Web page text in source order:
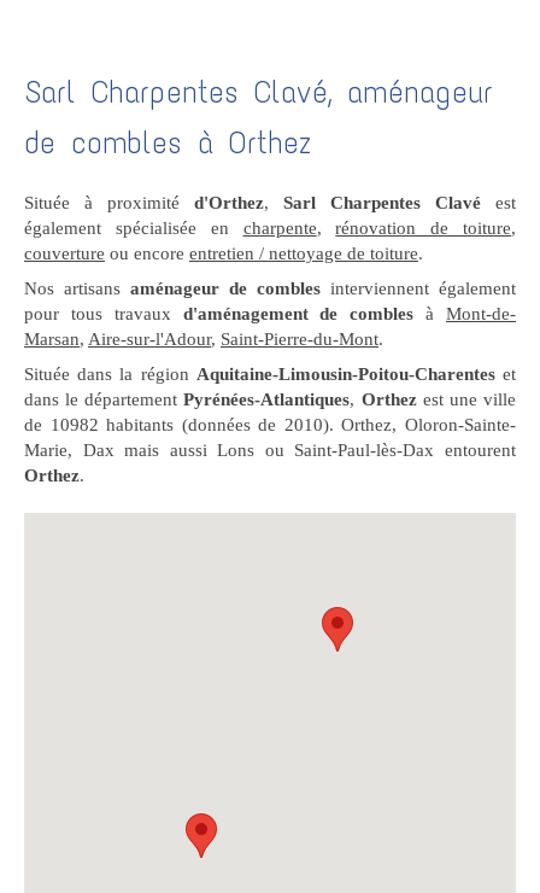
Sarl Charpentes Clavé, aménageur
de combles à Orthez
Située à proximité d'Orthez, Sarl Charpentes Clavé est
également spécialisée en charpente,rénovation de toiture,
couverture ou encore entretien / nettoyage de toiture.
Nos artisans aménageur de combles interviennent également
pour tous travaux d'aménagement de combles àMont-de-
Marsan, Aire-sur-l'Adour, Saint-Pierre-du-Mont.
Située dans la région Aquitaine-Limousin-Poitou-Charenteset
dans le départementPyrénées-Atlantiques, Orthezest une ville
de 10982 habitants (données de 2010). Orthez, Oloron-Sainte-
Marie, Dax mais aussi Lons ou Saint-Paul-lès-Dax entourent
Orthez.